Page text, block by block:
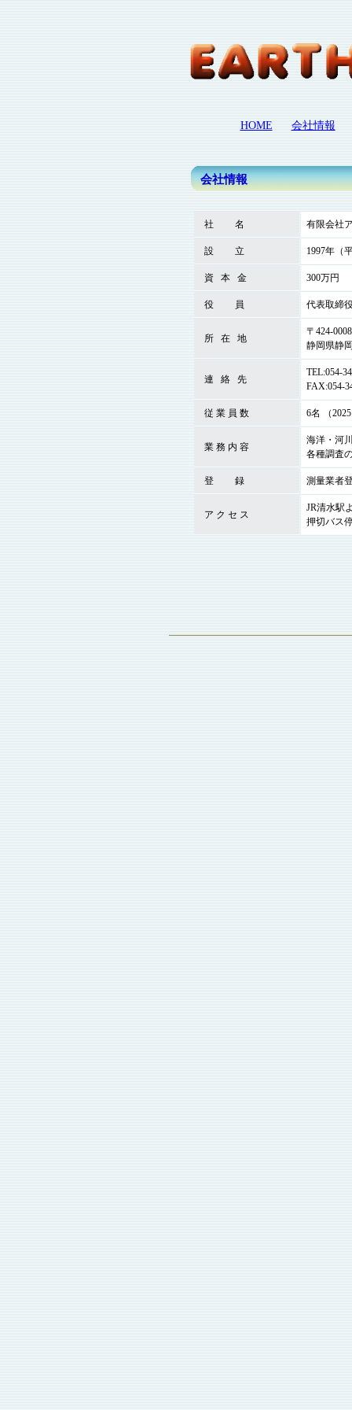
HOME 会社情報
会社情報
  社         名
有限会社
  設         立
1997年（
  資   本   金
300万円
  役         員
代表取
  所   在   地
〒424-0008
静岡県静
  連   絡   先
TEL:054-
FAX:054-
  従 業 員 数
6名 （
  業 務 内 容
海洋・河
各種調査
  登         録
測量業者
  ア ク セ ス
JR清水駅
押切バス